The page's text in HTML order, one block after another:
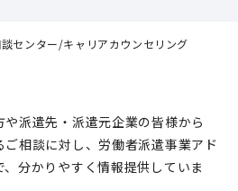
センター/キャリアカウンセリング
派遣先・派遣元企業の皆様から
相談に対し、​労働者派遣事業アド
分かりやすく情報提供していま